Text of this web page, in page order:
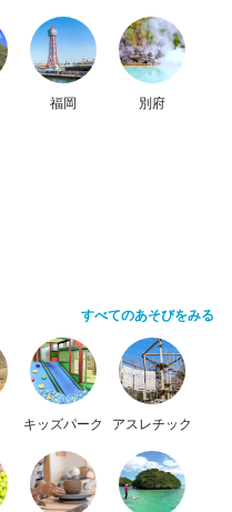
福岡 別府
すべてのあそびをみる
キッズパーク アスレチック